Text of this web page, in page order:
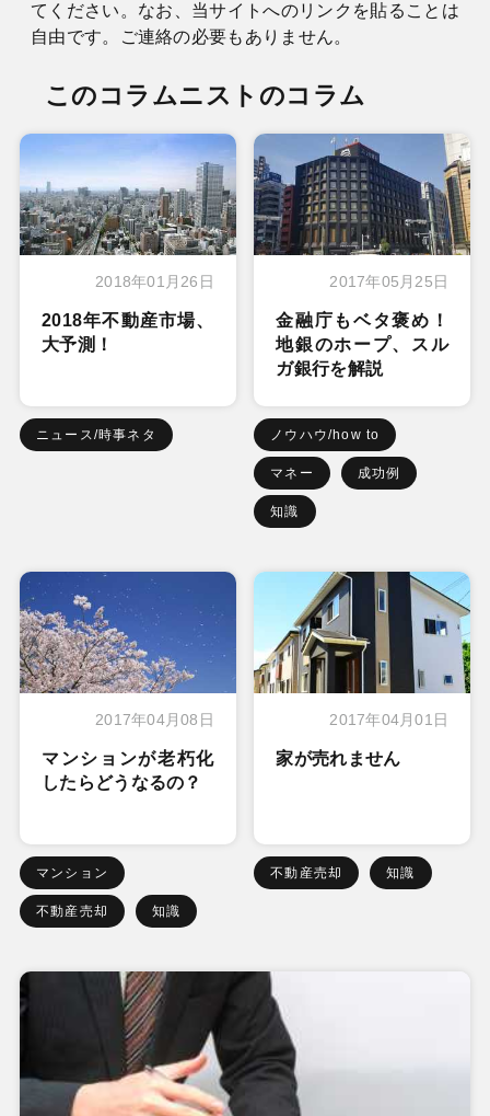
てください。なお、当サイトへのリンクを貼ることは
自由です。ご連絡の必要もありません。
このコラムニストのコラム
2018年01月26日
2018年不動産市場、
大予測！
ニュース/時事ネタ
2017年05月25日
金融庁もベタ褒め！
地銀のホープ、スル
ガ銀行を解説
ノウハウ/how to
マネー 成功例
知識
2017年04月08日
マンションが老朽化
したらどうなるの？
マンション
不動産売却 知識
2017年04月01日
家が売れません
不動産売却 知識